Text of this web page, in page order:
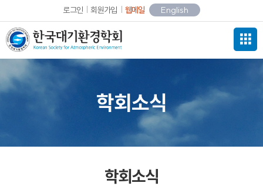
로그인 회원가입 웹메일 English
학회소식
학회소식